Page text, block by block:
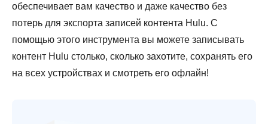
обеспечивает вам качество и даже качество без
потерь для экспорта записей контента Hulu. С
помощью этого инструмента вы можете записывать
контент Hulu столько, сколько захотите, сохранять его
на всех устройствах и смотреть его офлайн!